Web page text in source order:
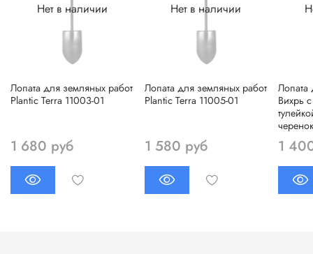
Нет в наличии
Лопата для земляных работ
Plantic Terra 11003-01
1 680 руб
Нет в наличии
Лопата для земляных работ
Plantic Terra 11005-01
1 580 руб
Лопата
Вихрь
1